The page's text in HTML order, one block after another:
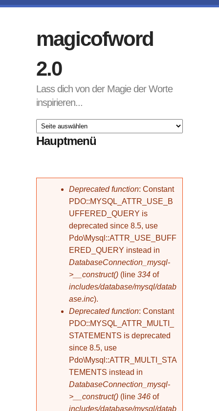
magicofword
2.0
Lass dich von der Magie der Worte
inspirieren...
Hauptmenü
Fehlermeldung
Deprecated function: Constant
PDO::MYSQL_ATTR_USE_B
UFFERED_QUERY is
deprecated since 8.5, use
Pdo\Mysql::ATTR_USE_BUFF
ERED_QUERY instead in
DatabaseConnection_mysql-
>__construct() (line 334 of
includes/database/mysql/datab
ase.inc).
Deprecated function: Constant
PDO::MYSQL_ATTR_MULTI_
STATEMENTS is deprecated
since 8.5, use
Pdo\Mysql::ATTR_MULTI_STA
TEMENTS instead in
DatabaseConnection_mysql-
>__construct() (line 346 of
includes/database/mysql/datab